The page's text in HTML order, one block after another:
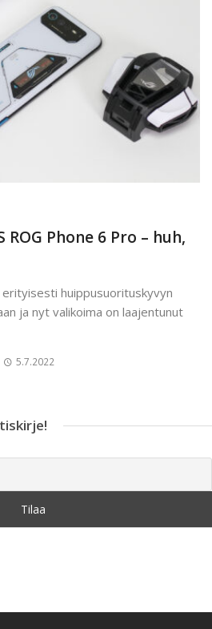
ROG Phone 6 Pro – huh,
huippusuorituskyvyn
ja nyt valikoima on laajentunut
5.7.2022